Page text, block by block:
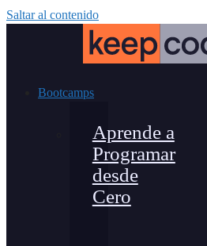
Saltar al contenido
Bootcamps
Aprende a
Programar
desde
Cero